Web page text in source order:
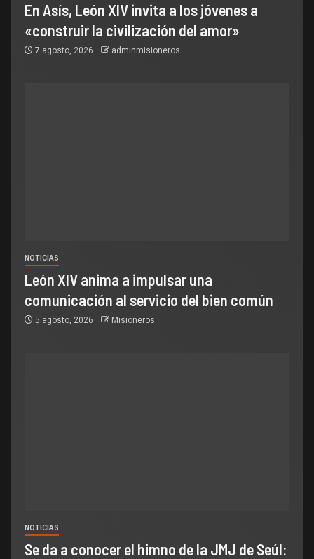
En Asís, León XIV invita a los jóvenes a
«construir la civilización del amor»
7 agosto, 2026 adminmisioneros
NOTICIAS
León XIV anima a impulsar una
comunicación al servicio del bien común
5 agosto, 2026 Misioneros
NOTICIAS
Se da a conocer el himno de la JMJ de Seúl: